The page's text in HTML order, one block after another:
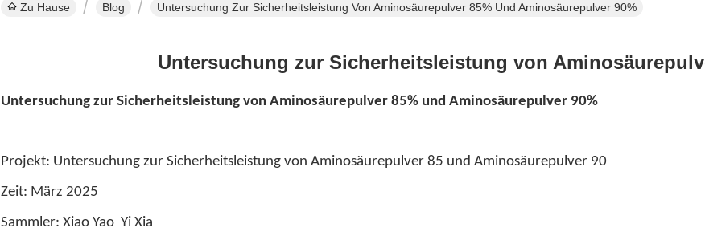
Zu Hause Blog Untersuchung Zur Sicherheitsleistung Von Aminosäurepulver 85% Und Aminosäurepulver 90%
Untersuchung zur Sicherheitsleistung von
Untersuchung zur Sicherheitsleistung von Aminosäurepulver 85% und Aminosäurepulver 90%
Projekt: Untersuchung zur Sicherheitsleistung von Aminosäurepulver 85 und Aminosäurepulver 90
Zeit: März 2025
Sammler: Xiao Yao Yi Xia